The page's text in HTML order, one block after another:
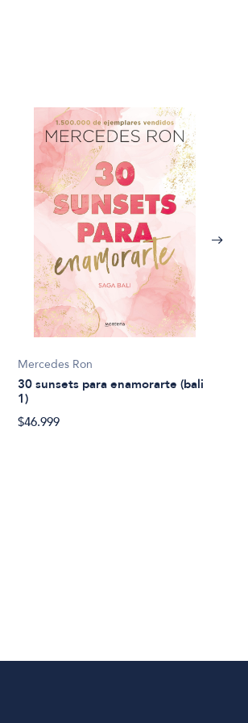
Mercedes Ron
30 sunsets para enamorarte (bali
1)
$46.999